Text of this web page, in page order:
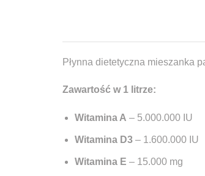
Płynna dietetyczna mieszanka
Zawartość w 1 litrze:
Witamina A – 5.000.000 IU
Witamina D3 – 1.600.000 IU
Witamina E – 15.000 mg